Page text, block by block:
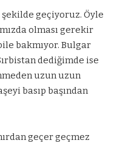
şekilde geçiyoruz. Öyle
olması gerekir
bakmıyor. Bulgar
dediğimde ise
uzun uzun
basıp başından
geçer geçmez